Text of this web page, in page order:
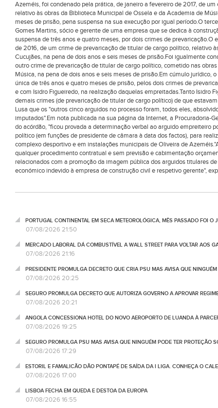
Azeméis, foi condenado pela prática, de janeiro a fevereiro de 2017, de
relativo às obras da Biblioteca Municipal de Ossela e da Academia de
meses de prisão, pena suspensa na sua execução por igual período.O
Gomes Martins, sócio e gerente de uma empresa que se dedica à
suspensa de três anos e quatro meses, por dois crimes de
de 2016, de um crime de prevaricação de titular de cargo político, relativo
Cucujães, na pena de dois anos e seis meses de prisão.Foi igualmente
outro crime de prevaricação de titular de cargo político, cometido nas
Música, na pena de dois anos e seis meses de prisão.Em cúmulo jurídico,
única de três anos e quatro meses de prisão, pelos dois crimes de
e com Isidro Figueiredo, na realização daquelas empreitadas.Tanto Isidro
demais crimes (de prevaricação de titular de cargo político) de que
Lusa que os "outros cinco arguidos no processo foram, todos eles,
imputados".Em nota publicada na sua página da Internet, a Procuradoria-
do acórdão, "ficou provada a determinação verbal ao arguido empreiteiro
político (em funções de presidente de câmara à data dos factos), para
complexo desportivo e em instalações municipais de Oliveira de
qualquer procedimento contratual e sem previsão e cabimentação
relacionados com a promoção da imagem pública dos arguidos titulares
económico indevido à empresa de construção civil e respetivo gerente",
PORTUGAL CONTINENTAL EM SECA METEOROLÓGICA, MÊS PASSADO FOI O
07/08/2026 21:50
MERCADO LABORAL DÁ COMBUSTÍVEL A WALL STREET PARA VOLTAR AOS
07/08/2026 21:16
PRESIDENTE PROMULGA DECRETO QUE CRIA PSU MAS AVISA QUE
07/08/2026 20:25
SEGURO PROMULGA DECRETO QUE AUTORIZA GOVERNO A APROVAR
07/08/2026 20:21
ANGOLA CONCESSIONA HOTEL DO NOVO AEROPORTO DE LUANDA À
07/08/2026 19:25
SEGURO PROMULGA PSU MAS AVISA QUE NINGUÉM PODE TER PROTEÇÃO
07/08/2026 17:29
ESTORIL E FAMALICÃO DÃO PONTAPÉ DE SAÍDA DA I LIGA. CONHEÇA O
07/08/2026 17:00
LISBOA FECHA EM QUEDA E DESTOA DA EUROPA
07/08/2026 16:55